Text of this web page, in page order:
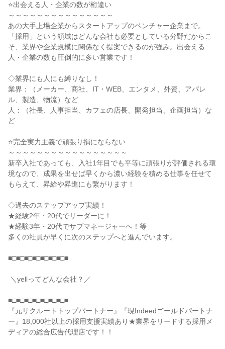
⭐出会える人・企業の数が桁違い
～～～～～～～～～～～～～～～
あの大手上場企業からスタートアップのベンチャー企業まで。
「採用」という領域はどんな会社も必要としている分野だからこ
そ、業界や企業規模に関係なく提案できるのが強み。出会える
人・企業の数も圧倒的に多い営業です！
◇業界にも人にも縛りなし！
業界：（メーカー、商社、IT・WEB、エンタメ、外資、アパレ
ル、製造、物流）など
人：（社長、人事担当、カフェの店長、開発担当、企画担当）な
ど
⭐完全実力主義で頑張り損にならない
～～～～～～～～～～～～～～～～～
新卒入社であっても、入社1年目でも平等に頑張りが評価される環
境なので、成果を出せば早くから濃い経験を積める仕事を任せて
もらえて、昇給や昇進にも繋がります！
◇過去のステップアップ実績！
★経験2年・20代でリーダーに！
★経験3年・20代でサブマネージャーへ！等
多くの社員が早くに次のステップへと進んでいます。
■□■□■□■□■□■□■□■
■□■□■□■□■□■□■□■
『元リクルートトップパートナー』『現Indeedゴールドパートナ
ー』18,000社以上の採用支援実績あり★業界をリードする採用メ
ディアの総合広告代理店です！！